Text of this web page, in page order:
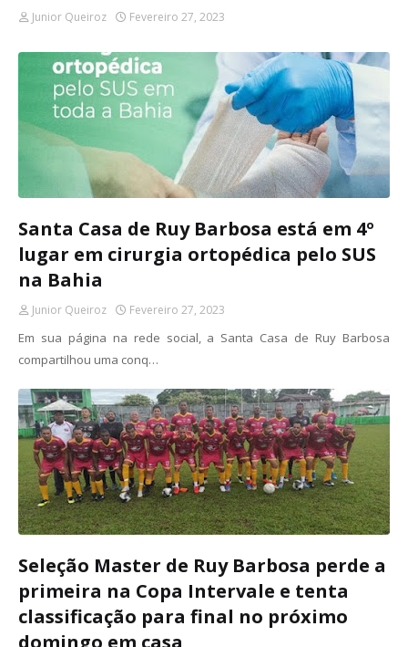
Junior Queiroz Fevereiro 27, 2023
Santa Casa de Ruy Barbosa está em 4º
lugar em cirurgia ortopédica pelo SUS
na Bahia
Junior Queiroz Fevereiro 27, 2023
Em sua página na rede social, a Santa Casa de Ruy Barbosa
compartilhou uma conq…
Seleção Master de Ruy Barbosa perde a
primeira na Copa Intervale e tenta
classificação para final no próximo
domingo em casa